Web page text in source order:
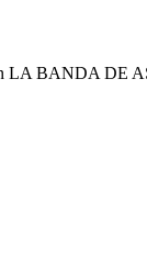
LA BANDA DE